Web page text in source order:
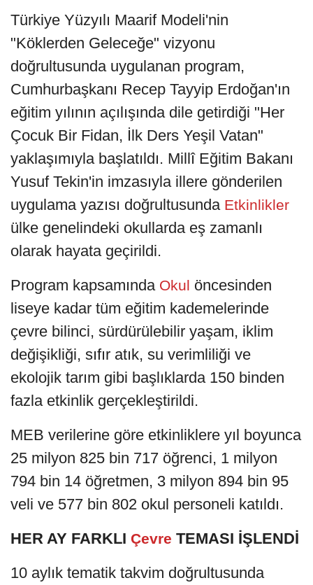
Türkiye Yüzyılı Maarif Modeli'nin
"Köklerden Geleceğe" vizyonu
doğrultusunda uygulanan program,
Cumhurbaşkanı Recep Tayyip Erdoğan'ın
eğitim yılının açılışında dile getirdiği "Her
Çocuk Bir Fidan, İlk Ders Yeşil Vatan"
yaklaşımıyla başlatıldı. Millî Eğitim Bakanı
Yusuf Tekin'in imzasıyla illere gönderilen
uygulama yazısı doğrultusunda Etkinlikler
ülke genelindeki okullarda eş zamanlı
olarak hayata geçirildi.
Program kapsamında Okul öncesinden
liseye kadar tüm eğitim kademelerinde
çevre bilinci, sürdürülebilir yaşam, iklim
değişikliği, sıfır atık, su verimliliği ve
ekolojik tarım gibi başlıklarda 150 binden
fazla etkinlik gerçekleştirildi.
MEB verilerine göre etkinliklere yıl boyunca
25 milyon 825 bin 717 öğrenci, 1 milyon
794 bin 14 öğretmen, 3 milyon 894 bin 95
veli ve 577 bin 802 okul personeli katıldı.
HER AY FARKLI Çevre TEMASI İŞLENDİ
10 aylık tematik takvim doğrultusunda